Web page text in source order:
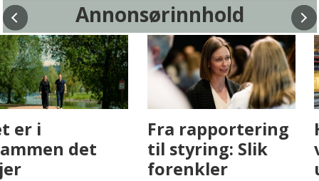
Annonsørinnhold
Fenistra endrer
eiendomsbransjen
med AI. Slik ser vi
Det er i
Drammen det
skjer